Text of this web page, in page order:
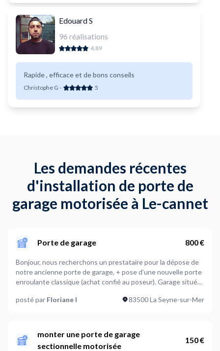
Edouard S
96 réalisations
4.89
Rapide , efficace et de bons conseils
Christophe G - 5
Les demandes récentes
d'installation de porte de
garage motorisée à Le-cannet
Porte de garage 800 €
Bonjour, nous recherchons un prestataire pour la dépose de
notre ancienne porte de garage, + pose d’une nouvelle porte
enroulante classique (achat confié au poseur). Garage situé
posté par Floriane I 83500 La Seyne-sur-Mer
monter une porte de garage
sectionnelle motorisée
150 €